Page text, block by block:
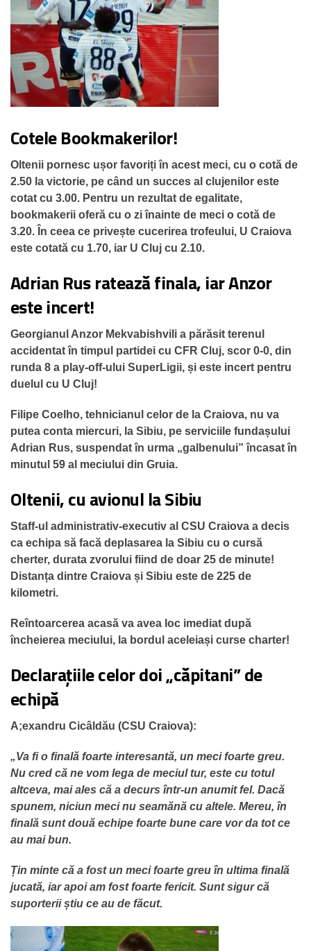
Cotele Bookmakerilor!
Oltenii pornesc ușor favoriți în acest meci, cu o cotă de
2.50 la victorie, pe când un succes al clujenilor este
cotat cu 3.00. Pentru un rezultat de egalitate,
bookmakerii oferă cu o zi înainte de meci o cotă de
3.20. În ceea ce privește cucerirea trofeului, U Craiova
este cotată cu 1.70, iar U Cluj cu 2.10.
Adrian Rus ratează finala, iar Anzor
este incert!
Georgianul Anzor Mekvabishvili a părăsit terenul
accidentat în timpul partidei cu CFR Cluj, scor 0-0, din
runda 8 a play-off-ului SuperLigii, și este incert pentru
duelul cu U Cluj!
Filipe Coelho, tehnicianul celor de la Craiova, nu va
putea conta miercuri, la Sibiu, pe serviciile fundașului
Adrian Rus, suspendat în urma „galbenului” încasat în
minutul 59 al meciului din Gruia.
Oltenii, cu avionul la Sibiu
Staff-ul administrativ-executiv al CSU Craiova a decis
ca echipa să facă deplasarea la Sibiu cu o cursă
cherter, durata zvorului fiind de doar 25 de minute!
Distanța dintre Craiova și Sibiu este de 225 de
kilometri.
Reîntoarcerea acasă va avea loc imediat după
încheierea meciului, la bordul aceleiași curse charter!
Declarațiile celor doi „căpitani” de
echipă
A;exandru Cicâldău (CSU Craiova):
„Va fi o finală foarte interesantă, un meci foarte greu.
Nu cred că ne vom lega de meciul tur, este cu totul
altceva, mai ales că a decurs într-un anumit fel. Dacă
spunem, niciun meci nu seamănă cu altele. Mereu, în
finală sunt două echipe foarte bune care vor da tot ce
au mai bun.
Țin minte că a fost un meci foarte greu în ultima finală
jucată, iar apoi am fost foarte fericit. Sunt sigur că
suporterii știu ce au de făcut.